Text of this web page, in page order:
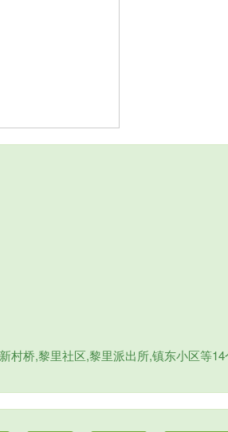
村桥,黎里社区,黎里派出所,镇东小区等